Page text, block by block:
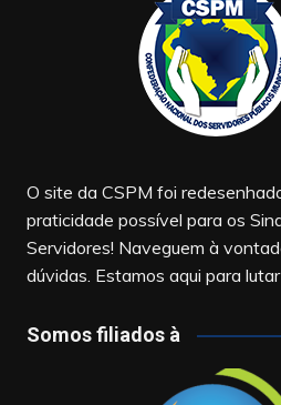
O site da CSPM foi
praticidade possível para os
Servidores! Naveguem à
dúvidas. Estamos aqui para
Somos filiados à